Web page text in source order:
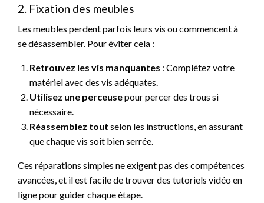
2. Fixation des meubles
Les meubles perdent parfois leurs vis ou commencent à
se désassembler. Pour éviter cela :
Retrouvez les vis manquantes : Complétez votre
matériel avec des vis adéquates.
Utilisez une perceusepour percer des trous si
nécessaire.
Réassemblez tout selon les instructions, en assurant
que chaque vis soit bien serrée.
Ces réparations simples ne exigent pas des compétences
avancées, et il est facile de trouver des tutoriels vidéo en
ligne pour guider chaque étape.